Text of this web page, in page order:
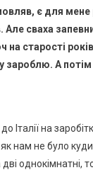
є для
Але сваха
старості
зароблю. А
Італії на
нам не було
однокімнатні,